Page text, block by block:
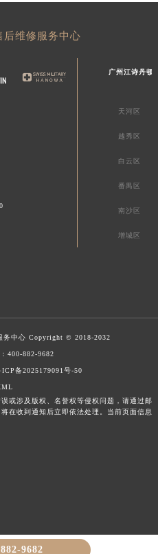
后维修服务中心
广州江诗丹顿
天河区
越秀区
白云区
番禺区
南沙区
增城区
务中心 Copyright © 2018-2032
400-882-9682
备2025179091号-50
或涉及版权、名誉权等侵权问题，请通过邮
在收到通知后立即依法处理。当前页面信息
9682